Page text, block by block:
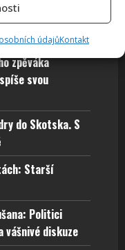
údajůKontakt
tu však
manželce
zpěváka
svou
do Skotska. S
Starší
Politici
vášnivé diskuze